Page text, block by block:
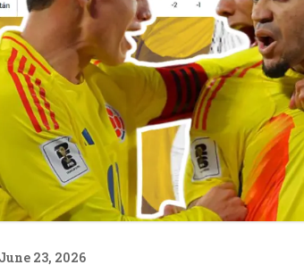
June 23, 2026